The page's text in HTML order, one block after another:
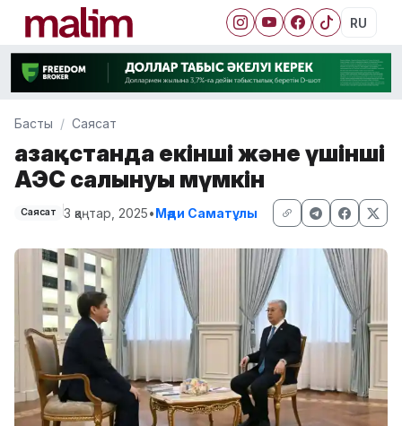
RU
Басты Саясат
Қазақстанда екінші және үшінші
АЭС салынуы мүмкін
Саясат 3 қаңтар, 2025•Мәди Саматұлы